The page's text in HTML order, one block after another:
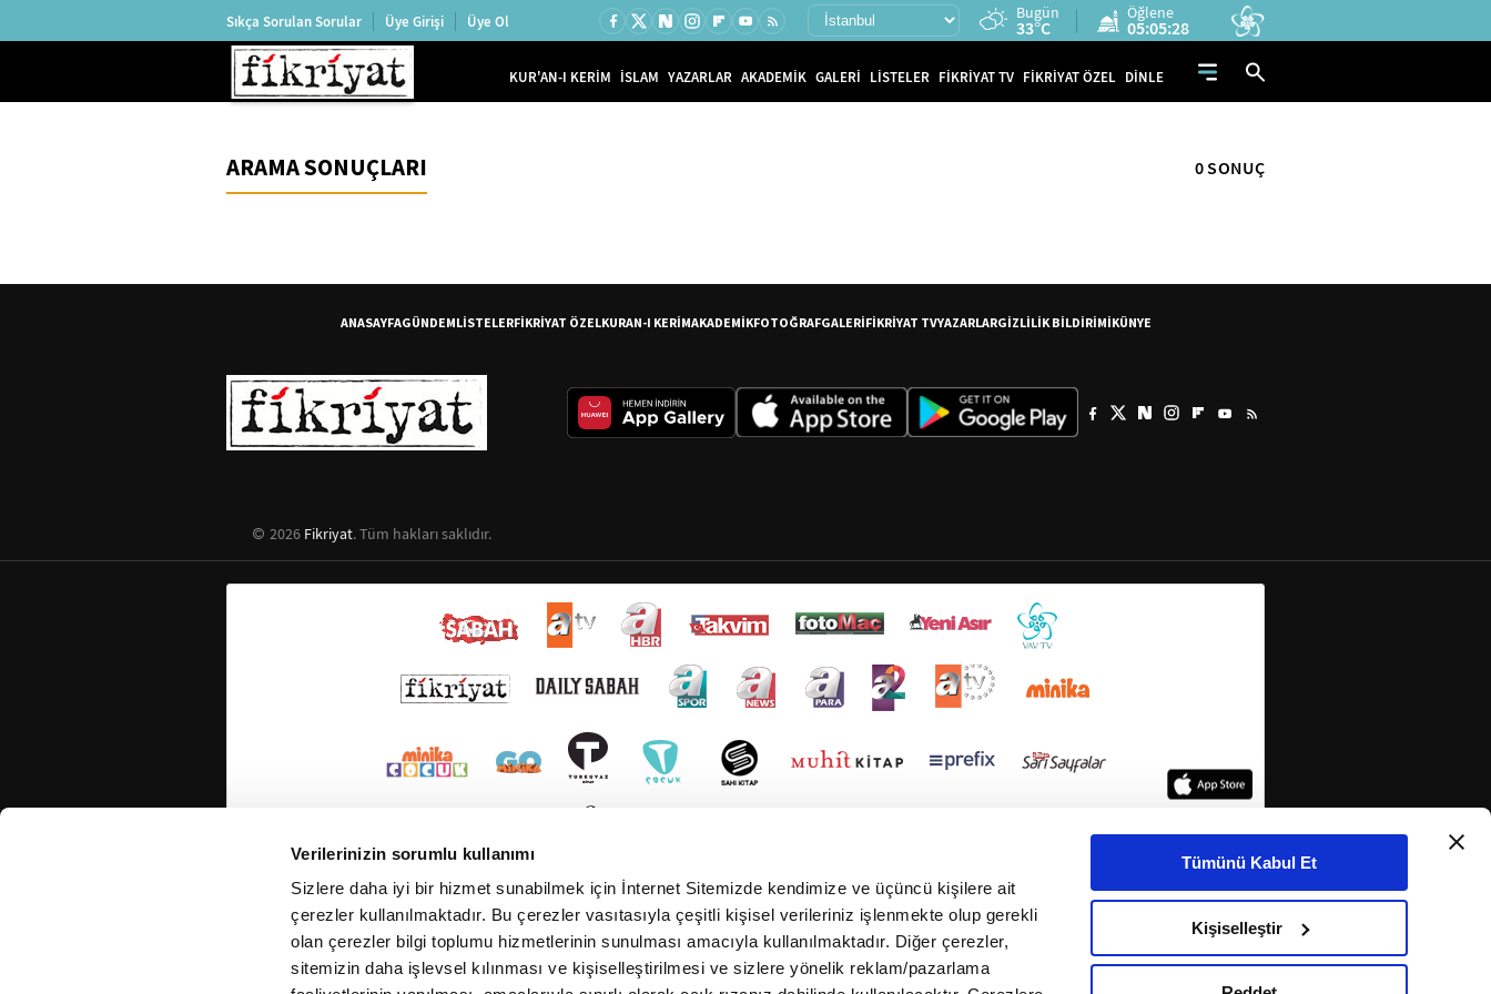
Verilerinizin sorumlu kullanımı
Sizlere daha iyi bir hizmet sunabilmek için İnternet Sitemizde kendimize ve üçüncü kişilere ait
çerezler kullanılmaktadır. Bu çerezler vasıtasıyla çeşitli kişisel verileriniz işlenmekte olup gerekli
olan çerezler bilgi toplumu hizmetlerinin sunulması amacıyla kullanılmaktadır. Diğer çerezler,
sitemizin daha işlevsel kılınması ve kişiselleştirilmesi ve sizlere yönelik reklam/pazarlama
Tümünü Kabul Et
Kişiselleştir
Sıkça Sorulan Sorular Üye Girişi Üye Ol Bugün
33°C
Öğlene
05:05:28
KUR'AN-I KERİM İSLAM YAZARLAR AKADEMİK GALERİ LİSTELER FİKRİYAT TV FİKRİYAT ÖZEL DİNLE
ARAMA SONUÇLARI 0 SONUÇ
ANASAYFAGÜNDEMLİSTELERFİKRİYAT ÖZELKURAN-I KERİMAKADEMİKFOTOĞRAFGALERİFİKRİYAT TVYAZARLARGİZLİLİK BİLDİRİMİKÜNYE
2026 Fikriyat. Tüm hakları saklıdır.